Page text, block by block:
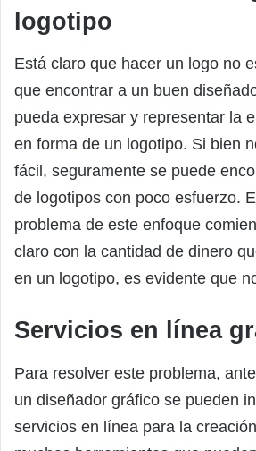
logotipo
Está claro que hacer un logo no
que encontrar a un buen
pueda expresar y representar la
en forma de un logotipo. Si bien
fácil, seguramente se puede
de logotipos con poco esfuerzo.
problema de este enfoque
claro con la cantidad de dinero
en un logotipo, es evidente que
Servicios en línea
Para resolver este problema,
un diseñador gráfico se pueden
servicios en línea para la